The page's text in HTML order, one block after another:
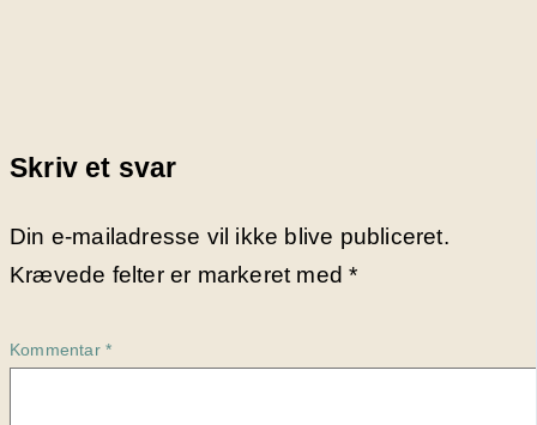
Skriv et svar
Din e-mailadresse vil ikke blive publiceret.
Krævede felter er markeret med*
Kommentar *